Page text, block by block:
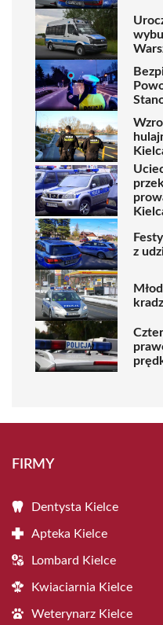
z
FIRMY
Dentysta Kielce
Apteka Kielce
Lombard Kielce
Kwiaciarnia Kielce
Weterynarz Kielce